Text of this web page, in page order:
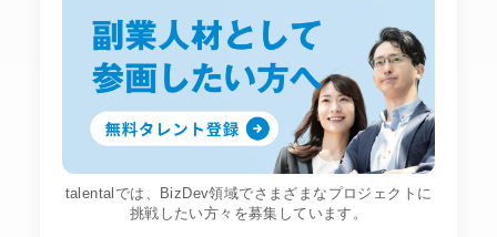
talentalでは、BizDev領域でさまざまなプロジェクトに
挑戦したい方々を募集しています。